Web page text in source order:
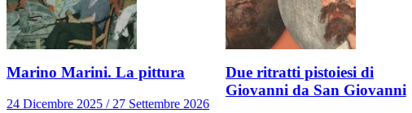
Marino Marini. La pittura
24 Dicembre 2025 / 27 Settembre 2026
Due ritratti pistoiesi di
Giovanni da San Giovanni